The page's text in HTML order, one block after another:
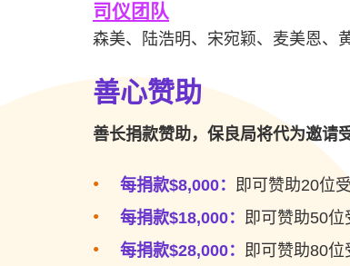
司仪团队
森美、陆浩明、宋宛颖、麦美恩、
善心赞助
善长捐款赞助，保良局将代为邀请
每捐款$8,000： 即可赞助20位
每捐款$18,000： 即可赞助50位
每捐款$28,000： 即可赞助80位